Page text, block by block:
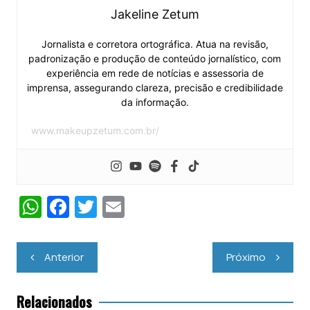
Jakeline Zetum
Jornalista e corretora ortográfica. Atua na revisão,
padronização e produção de conteúdo jornalístico, com
experiência em rede de notícias e assessoria de
imprensa, assegurando clareza, precisão e credibilidade
da informação.
www.makeupzetum.com.br/
W
at
s
A
F
c
e
b
T
itt
er
E
Navegação
de
Post
Anterior Próximo
Relacionados